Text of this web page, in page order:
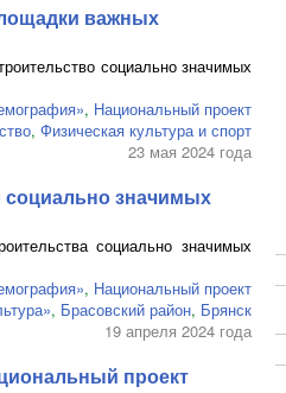
важных
социально значимых
, Национальный проект
, Физическая культура и спорт
23 мая 2024 года
социально значимых
социально значимых
, Национальный проект
, Брасовский район, Брянск
19 апреля 2024 года
проект